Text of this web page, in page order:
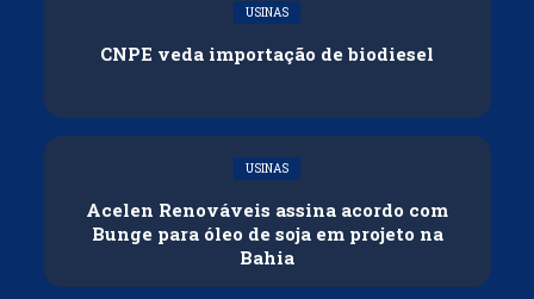
USINAS
CNPE veda importação de biodiesel
USINAS
Acelen Renováveis assina acordo com
Bunge para óleo de soja em projeto na
Bahia